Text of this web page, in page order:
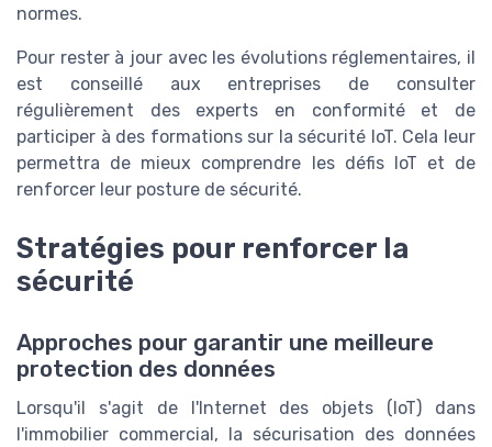
normes.
Pour rester à jour avec les évolutions réglementaires, il
est conseillé aux entreprises de consulter
régulièrement des experts en conformité et de
participer à des formations sur la sécurité IoT. Cela leur
permettra de mieux comprendre les défis IoT et de
renforcer leur posture de sécurité.
Stratégies pour renforcer la
sécurité
Approches pour garantir une meilleure
protection des données
Lorsqu'il s'agit de l'Internet des objets (IoT) dans
l'immobilier commercial, la sécurisation des données